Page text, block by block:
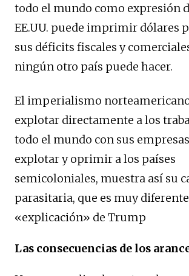
todo el mundo como expresión
EE.UU. puede imprimir dólares
sus déficits fiscales y
ningún otro país puede hacer.
El imperialismo
explotar directamente a los
todo el mundo con sus
explotar y oprimir a los países
semicoloniales, muestra así su
parasitaria, que es muy
«explicación» de Trump
Las consecuencias de los